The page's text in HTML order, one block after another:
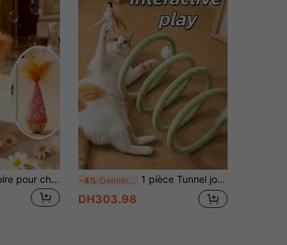
Ce jouet de balançoire pour chat présente une structure de balancement flexible qui répond aux besoins des chats pour l'interaction et le jeu en solo, tout en les aidant à entraîner leurs compétences de chasse naturelles. Un cadeau réfléchi conçu pour tous les chats. -4% Dernières 6 heures 1 pièce Tunnel jouet pour chat, convient aux chatons pour brûler de l'énergie, s'amuser seuls et soulager l'ennui
DH303.98